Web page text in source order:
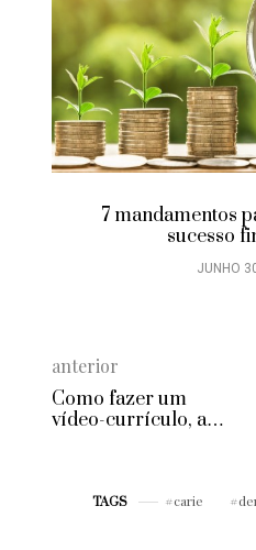
7 mandamentos
sucesso
JUNHO
anterior
Como fazer um
vídeo-currículo, a
TAGS carie